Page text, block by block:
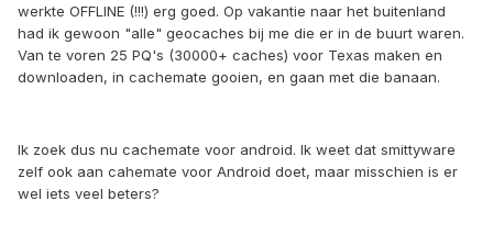
werkte OFFLINE (!!!) erg goed. Op vakantie naar het buitenland
had ik gewoon "alle" geocaches bij me die er in de buurt waren.
Van te voren 25 PQ's (30000+ caches) voor Texas maken en
downloaden, in cachemate gooien, en gaan met die banaan.
Ik zoek dus nu cachemate voor android. Ik weet dat smittyware
zelf ook aan cahemate voor Android doet, maar misschien is er
wel iets veel beters?